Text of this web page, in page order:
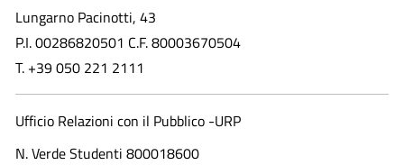
Lungarno Pacinotti, 43
P.I. 00286820501 C.F. 80003670504
T. +39 050 221 2111
Ufficio Relazioni con il Pubblico -URP
N. Verde Studenti 800018600​